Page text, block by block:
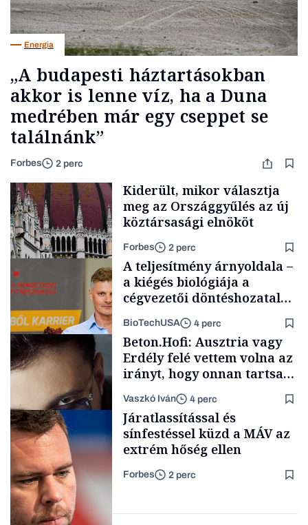
Energia
„A budapesti háztartásokban
akkor is lenne víz, ha a Duna
medrében már egy cseppet se
találnánk”
Forbes 2 perc
Politika
Kiderült, mikor választja
meg az Országgyűlés az új
köztársasági elnököt
Forbes 2 perc
Content Lab HUB
A teljesítmény árnyoldala –
a kiégés biológiája a
cégvezetői döntéshozatal
BioTechUSA 4 perc
Forbes-sztori
Beton.Hofi: Ausztria vagy
Erdély felé vettem volna az
irányt, hogy onnan tartsam
lélegeztetőgépen a magyar
zenét
Vaszkó Iván 4 perc
Járatlassítással és
sínfestéssel küzd a MÁV az
extrém hőség ellen
Forbes 2 perc